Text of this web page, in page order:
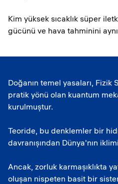
Kim yüksek sıcaklık süper
gücünü ve hava tahminini
Doğanın temel yasaları,
pratik yönü olan kuantum
kurulmuştur.
Teoride, bu denklemler bir
davranışından Dünya'nın
Ancak, zorluk karmaşıklıkta
oluşan nispeten basit bir